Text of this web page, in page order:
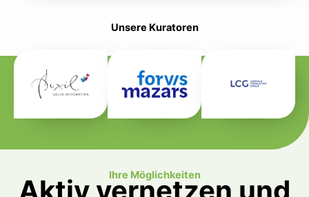
Unsere Kuratoren
Ihre Möglichkeiten